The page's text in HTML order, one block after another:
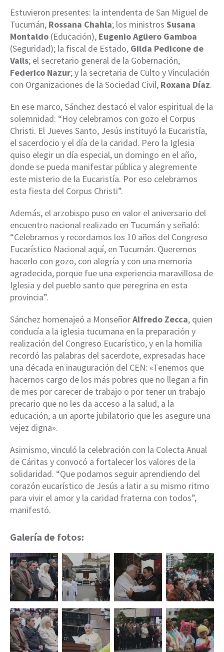
Estuvieron presentes: la intendenta de San Miguel de
Tucumán, Rossana Chahla; los ministros Susana
Montaldo (Educación), Eugenio Agüero Gamboa
(Seguridad); la fiscal de Estado, Gilda Pedicone de
Valls; el secretario general de la Gobernación,
Federico Nazur; y la secretaria de Culto y Vinculación
con Organizaciones de la Sociedad Civil, Roxana Díaz.
En ese marco, Sánchez destacó el valor espiritual de la
solemnidad: “Hoy celebramos con gozo el Corpus
Christi. El Jueves Santo, Jesús instituyó la Eucaristía,
el sacerdocio y el día de la caridad. Pero la Iglesia
quiso elegir un día especial, un domingo en el año,
donde se pueda manifestar pública y alegremente
este misterio de la Eucaristía. Por eso celebramos
esta fiesta del Corpus Christi”.
Además, el arzobispo puso en valor el aniversario del
encuentro nacional realizado en Tucumán y señaló:
“Celebramos y recordamos los 10 años del Congreso
Eucarístico Nacional aquí, en Tucumán. Queremos
hacerlo con gozo, con alegría y con una memoria
agradecida, porque fue una experiencia maravillosa de
Iglesia y del pueblo santo que peregrina en esta
provincia”.
Sánchez homenajeó a MonseñorAlfredo Zecca, quien
conducía a la iglesia tucumana en la preparación y
realización del Congreso Eucarístico, y en la homilía
recordó las palabras del sacerdote, expresadas hace
una década en inauguración del CEN: «Tenemos que
hacernos cargo de los más pobres que no llegan a fin
de mes por carecer de trabajo o por tener un trabajo
precario que no les da acceso a la salud, a la
educación, a un aporte jubilatorio que les asegure una
vejez digna».
Asimismo, vinculó la celebración con la Colecta Anual
de Cáritas y convocó a fortalecer los valores de la
solidaridad. “Que podamos seguir aprendiendo del
corazón eucarístico de Jesús a latir a su mismo ritmo
para vivir el amor y la caridad fraterna con todos”,
manifestó.
Galería de fotos: